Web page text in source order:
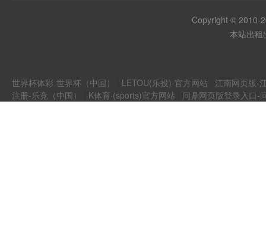
Copyright © 2010-
本站出
世界杯体彩-世界杯（中国） LETOU(乐投)-官方网站
江南网页版-
注册-乐竞（中国）
K体育·(sports)官方网站 问鼎网页版登录入口-